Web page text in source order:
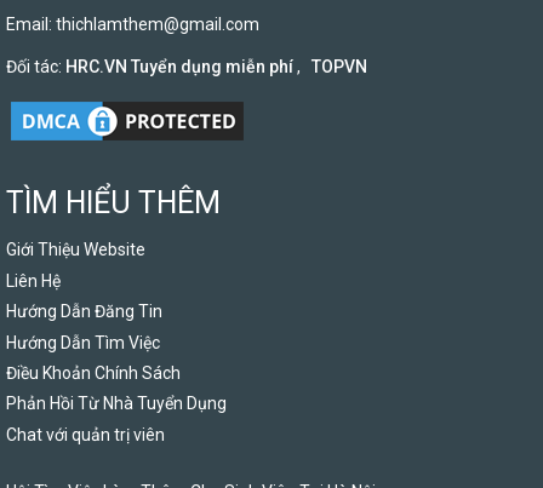
Email: thichlamthem@gmail.com
Đối tác: HRC.VN Tuyển dụng miễn phí, TOPVN
TÌM HIỂU THÊM
Giới Thiệu Website
Liên Hệ
Hướng Dẫn Đăng Tin
Hướng Dẫn Tìm Việc
Điều Khoản Chính Sách
Phản Hồi Từ Nhà Tuyển Dụng
Chat với quản trị viên